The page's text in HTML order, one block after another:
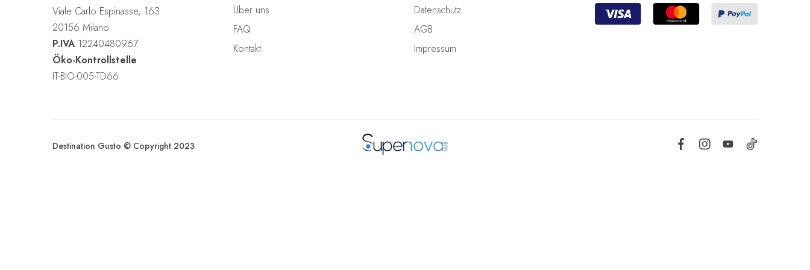
Viale Carlo Espinasse, 163
20156 Milano
P.IVA12240480967
Öko-Kontrollstelle
IT-BIO-005-TD66
Über uns
FAQ
Kontakt
Datenschutz
AGB
Impressum
Destination Gusto © Copyright 2023